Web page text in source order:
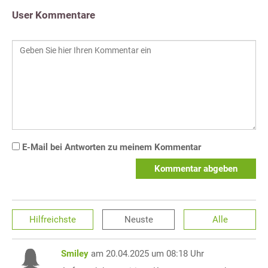
User Kommentare
E-Mail bei Antworten zu meinem Kommentar
Kommentar abgeben
Hilfreichste Neuste Alle
Smiley am 20.04.2025 um 08:18 Uhr